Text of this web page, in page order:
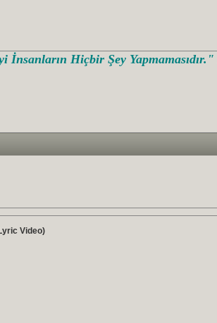
Hiçbir Şey Yapmamasıdır."
Video)